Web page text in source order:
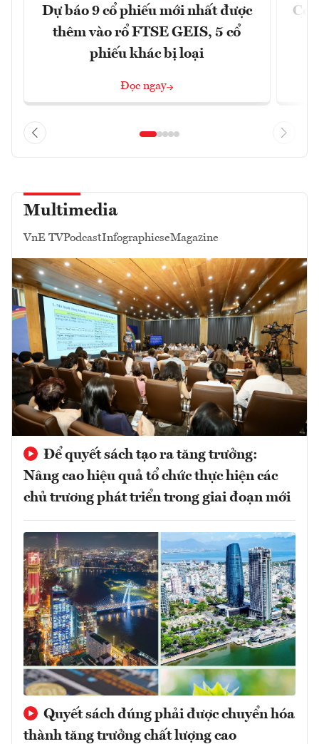
Dự báo 9 cổ phiếu mới nhất được
thêm vào rổ FTSE GEIS, 5 cổ
phiếu khác bị loại
Đọc ngay
Có
Multimedia
VnE TVPodcastInfographicseMagazine
Để quyết sách tạo ra tăng trưởng:
Nâng cao hiệu quả tổ chức thực hiện các
chủ trương phát triển trong giai đoạn mới
Quyết sách đúng phải được chuyển hóa
thành tăng trưởng chất lượng cao